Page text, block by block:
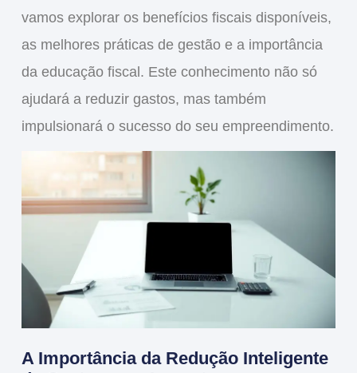
vamos explorar os benefícios fiscaisdisponíveis,
as melhores práticas de gestão e a importância
da educação fiscal. Este conhecimento não só
ajudará a reduzir gastos, mas também
impulsionará o sucesso do seu empreendimento.
A Importância da Redução Inteligente